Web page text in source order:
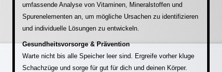
umfassende Analyse von Vitaminen, Mineralstoffen und
Spurenelementen an, um mögliche Ursachen zu identifizieren
und individuelle Lösungen zu entwickeln.
Gesundheitsvorsorge & Prävention
Warte nicht bis alle Speicher leer sind. Ergreife vorher kluge
Schachzüge und sorge für gut für dich und deinen Körper.